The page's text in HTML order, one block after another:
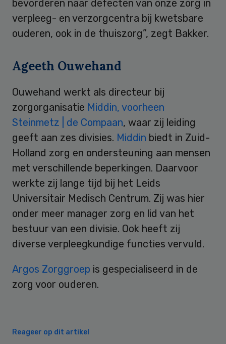
bevorderen naar defecten van onze zorg in
verpleeg- en verzorgcentra bij kwetsbare
ouderen, ook in de thuiszorg”, zegt Bakker.
Ageeth Ouwehand
Ouwehand werkt als directeur bij
zorgorganisatie Middin, voorheen
Steinmetz | de Compaan, waar zij leiding
geeft aan zes divisies. Middin biedt in Zuid-
Holland zorg en ondersteuning aan mensen
met verschillende beperkingen. Daarvoor
werkte zij lange tijd bij het Leids
Universitair Medisch Centrum. Zij was hier
onder meer manager zorg en lid van het
bestuur van een divisie. Ook heeft zij
diverse verpleegkundige functies vervuld.
Argos Zorggroep is gespecialiseerd in de
zorg voor ouderen.
Reageer op dit artikel